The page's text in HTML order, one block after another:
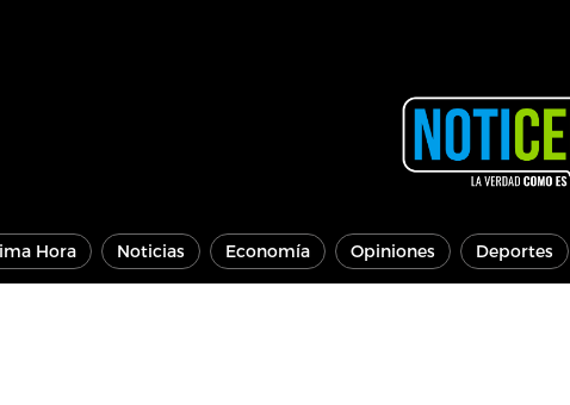
Hora Noticias Economía Opiniones Deportes